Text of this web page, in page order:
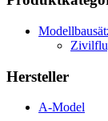
Hersteller
A-Model